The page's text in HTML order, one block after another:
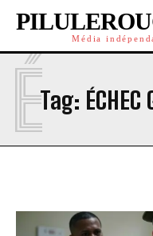
Média
Tag: ÉCHEC
É